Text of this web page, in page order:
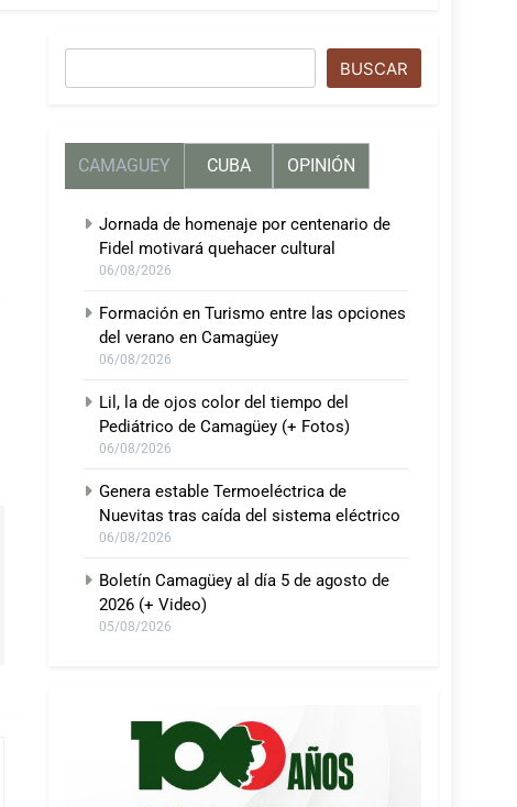
BUSCAR
CAMAGUEY CUBA OPINIÓN
Jornada de homenaje por centenario de
Fidel motivará quehacer cultural
06/08/2026
Formación en Turismo entre las opciones
del verano en Camagüey
06/08/2026
Lil, la de ojos color del tiempo del
Pediátrico de Camagüey (+ Fotos)
06/08/2026
Genera estable Termoeléctrica de
Nuevitas tras caída del sistema eléctrico
06/08/2026
Boletín Camagüey al día 5 de agosto de
2026 (+ Video)
05/08/2026